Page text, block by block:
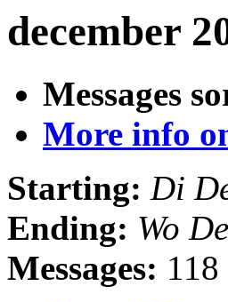
december
Messages
More info
Starting: Di
Ending: Wo
Messages: 118